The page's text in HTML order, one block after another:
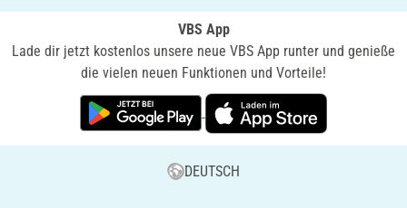
VBS App
Lade dir jetzt kostenlos unsere neue VBS App runter und genieße
die vielen neuen Funktionen und Vorteile!
DEUTSCH